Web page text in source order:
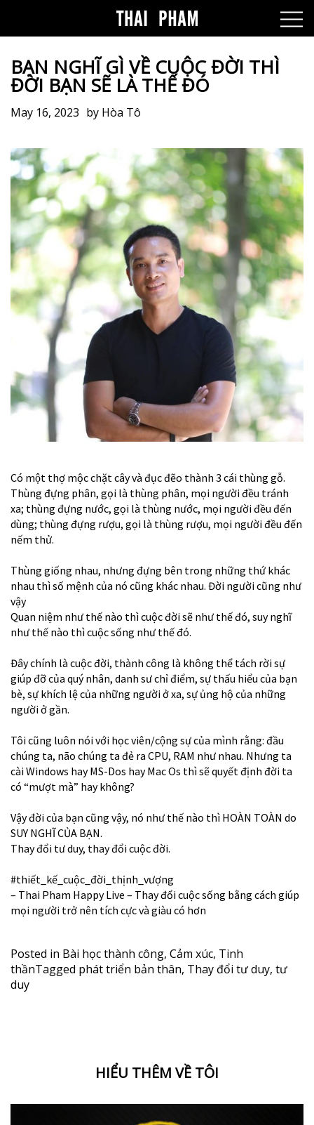
BẠN NGHĨ GÌ VỀ CUỘC ĐỜI THÌ
ĐỜI BẠN SẼ LÀ THẾ ĐÓ
May 16, 2023 by Hòa Tô
Có một thợ mộc chặt cây và đục đẽo thành 3 cái thùng gỗ.
Thùng đựng phân, gọi là thùng phân, mọi người đều tránh
xa; thùng đựng nước, gọi là thùng nước, mọi người đều đến
dùng; thùng đựng rượu, gọi là thùng rượu, mọi người đều đến
nếm thử.
Thùng giống nhau, nhưng đựng bên trong những thứ khác
nhau thì số mệnh của nó cũng khác nhau. Đời người cũng như
vậy
Quan niệm như thế nào thì cuộc đời sẽ như thế đó, suy nghĩ
như thế nào thì cuộc sống như thế đó.
Đây chính là cuộc đời, thành công là không thể tách rời sự
giúp đỡ của quý nhân, danh sư chỉ điểm, sự thấu hiểu của bạn
bè, sự khích lệ của những người ở xa, sự ủng hộ của những
người ở gần.
Tôi cũng luôn nói với học viên/cộng sự của mình rằng: đầu
chúng ta, não chúng ta đẻ ra CPU, RAM như nhau. Nhưng ta
cài Windows hay MS-Dos hay Mac Os thì sẽ quyết định đời ta
có “mượt mà” hay không?
Vậy đời của bạn cũng vậy, nó như thế nào thì HOÀN TOÀN do
SUY NGHĨ CỦA BẠN.
Thay đổi tư duy, thay đổi cuộc đời.
#thiết_kế_cuộc_đời_thịnh_vượng
– Thai Pham Happy Live – Thay đổi cuộc sống bằng cách giúp
mọi người trở nên tích cực và giàu có hơn
Posted in Bài học thành công, Cảm xúc, Tinh
thầnTagged phát triển bản thân, Thay đổi tư duy, tư
duy
HIỂU THÊM VỀ TÔI